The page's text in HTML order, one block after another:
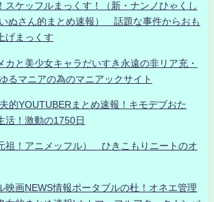
スケッフルまっくす！（新・ナンノひゃくし
ぬさん的まとめ速報） 話題な事件からおも
げまっくす
カと美少女キャラだいすき永遠の非リア充・
るマニアの為のマニアックサイト
的YOUTUBERまとめ速報！キモデブおた
活！激動の1750日
祖！アニメッフル） ひきこもりニートのオ
映画NEWS情報ポータブルの杜！オネエ管理